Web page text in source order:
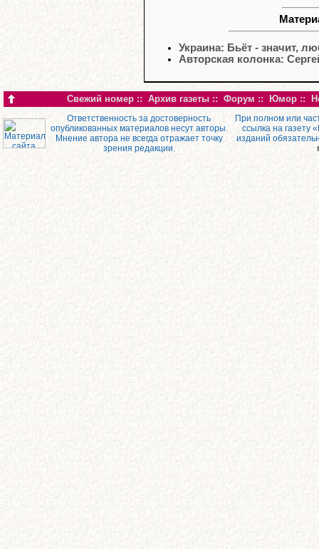
Украина: Бьёт - значит,
Авторская колонка:
Свежий номер :: Архив газеты :: Форум :: Юмор ::
Ответственность за достоверность
опубликованных материалов несут авторы.
Мнение автора не всегда отражает точку
зрения редакции.
При полном или
ссылка на газету
изданий